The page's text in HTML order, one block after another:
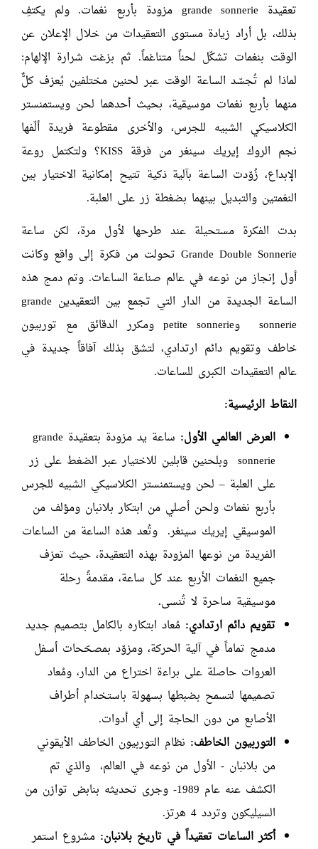
تعقيدة grande sonnerie مزودة بأربع نغمات. ولم يكتفِ
بذلك، بل أراد زيادة مستوى التعقيدات من خلال الإعلان عن
الوقت بنغمات تشكّل لحناً متناغماً. ثم بزغت شرارة الإلهام:
لماذا لم تُجسّد الساعة الوقت عبر لحنين مختلفين يُعزف كلٌّ
منهما بأربع نغمات موسيقية، بحيث أحدهما لحن ويستمنستر
الكلاسيكي الشبيه للجرس، والأخرى مقطوعة فريدة ألّفها
نجم الروك إيريك سينغر من فرقة KISS؟ ولتكتمل روعة
الإبداع، زُوّدت الساعة بآلية ذكية تتيح إمكانية الاختيار بين
النغمتين والتبديل بينهما بضغطة زر على العلبة.
بدت الفكرة مستحيلة عند طرحها لأول مرة، لكن ساعة
Grande Double Sonnerie تحولت من فكرة إلى واقع وكانت
أول إنجاز من نوعه في عالم صناعة الساعات. وتم دمج هذه
الساعة الجديدة من الدار التي تجمع بين التعقيدين grande
sonnerie وpetite sonnerie ومكرر الدقائق مع توربيون
خاطف وتقويم دائم ارتدادي، لتشق بذلك آفاقاً جديدة في
عالم التعقيدات الكبرى للساعات.
النقاط الرئيسية:
العرض العالمي الأول:
ساعة يد مزودة بتعقيدة grande
sonnerie وبلحنين قابلين للاختيار عبر الضغط على زر
على العلبة – لحن ويستمنستر الكلاسيكي الشبيه للجرس
بأربع نغمات ولحن أصلي من ابتكار بلانبان ومؤلف من
الموسيقي إيريك سينغر. وتُعد هذه الساعة من الساعات
الفريدة من نوعها المزودة بهذه التعقيدة، حيث تعزف
جميع النغمات الأربع عند كل ساعة، مقدمةً رحلة
موسيقية ساحرة لا تُنسى.
تقويم دائم ارتدادي: مُعاد ابتكاره بالكامل بتصميم جديد
مدمج تماماً في آلية الحركة، ومزوّد بمصحّحات أسفل
العروات حاصلة على براءة اختراع من الدار، ومُعاد
تصميمها لتسمح بضبطها بسهولة باستخدام أطراف
الأصابع من دون الحاجة إلى أي أدوات.
التوربيون الخاطف: نظام التوربيون الخاطف الأيقوني
من بلانبان - الأول من نوعه في العالم، والذي تم
الكشف عنه عام 1989- وجرى تحديثه بنابض توازن من
السيليكون وتردد 4 هرتز.
أكثر الساعات تعقيداً في تاريخ بلانبان: مشروع استمر